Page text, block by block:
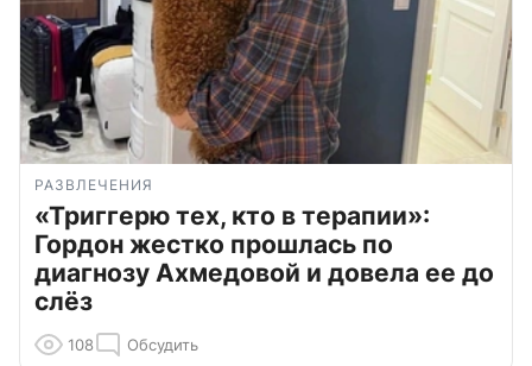
РАЗВЛЕЧЕНИЯ
«Триггерю тех, кто в терапии»:
Гордон жестко прошлась по
диагнозу Ахмедовой и довела ее до
слёз
108 Обсудить